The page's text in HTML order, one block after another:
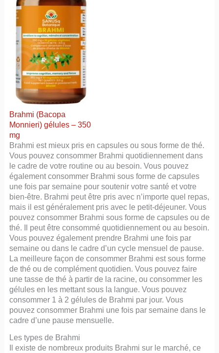
Brahmi (Bacopa
Monnieri) gélules – 350
mg
Brahmi est mieux pris en capsules ou sous forme de thé.
Vous pouvez consommer Brahmi quotidiennement dans
le cadre de votre routine ou au besoin. Vous pouvez
également consommer Brahmi sous forme de capsules
une fois par semaine pour soutenir votre santé et votre
bien-être. Brahmi peut être pris avec n’importe quel repas,
mais il est généralement pris avec le petit-déjeuner. Vous
pouvez consommer Brahmi sous forme de capsules ou de
thé. Il peut être consommé quotidiennement ou au besoin.
Vous pouvez également prendre Brahmi une fois par
semaine ou dans le cadre d’un cycle mensuel de pause.
La meilleure façon de consommer Brahmi est sous forme
de thé ou de complément quotidien. Vous pouvez faire
une tasse de thé à partir de la racine, ou consommer les
gélules en les mettant sous la langue. Vous pouvez
consommer 1 à 2 gélules de Brahmi par jour. Vous
pouvez consommer Brahmi une fois par semaine dans le
cadre d’une pause mensuelle.
Les types de Brahmi
Il existe de nombreux produits Brahmi sur le marché, ce